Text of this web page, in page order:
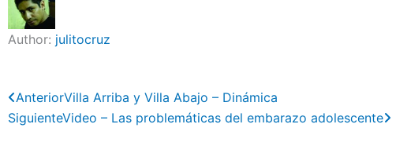
Author: julitocruz
Previo
AnteriorVilla Arriba y Villa Abajo – Dinámica
SiguienteVideo – Las problemáticas del embarazo adolescente